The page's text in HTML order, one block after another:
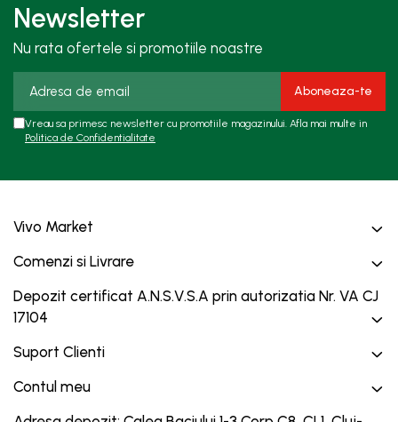
Newsletter
Nu rata ofertele si promotiile noastre
Vreau sa primesc newsletter cu promotiile magazinului. Afla mai multe in
Politica de Confidentialitate
Vivo Market
Comenzi si Livrare
Depozit certificat A.N.S.V.S.A prin autorizatia Nr. VA CJ
17104
Suport Clienti
Contul meu